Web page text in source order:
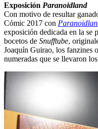
Exposición Paranoidland
Con motivo de resultar
Cómic 2017 con
exposición dedicada en la se
bocetos de Snufftube,
Joaquín Guirao, los fanzines
numeradas que se llevaron